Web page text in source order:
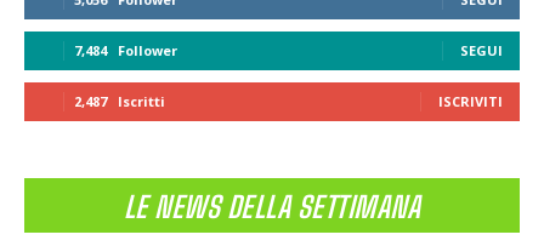
7,484 Follower SEGUI
2,487 Iscritti ISCRIVITI
LE NEWS DELLA SETTIMANA